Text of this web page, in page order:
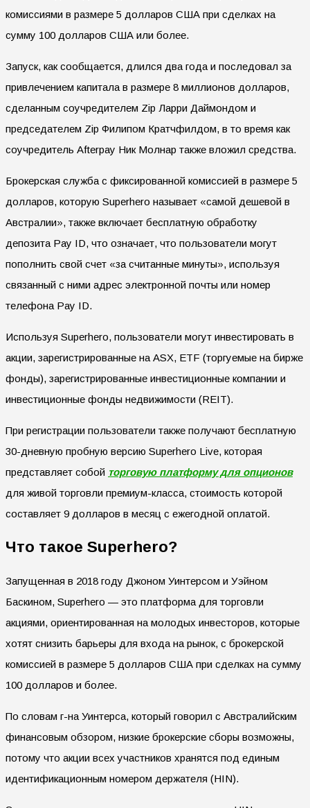
комиссиями в размере 5 долларов США при сделках на
сумму 100 долларов США или более.
Запуск, как сообщается, длился два года и последовал за
привлечением капитала в размере 8 миллионов долларов,
сделанным соучредителем Zip Ларри Даймондом и
председателем Zip Филипом Кратчфилдом, в то время как
соучредитель Afterpay Ник Молнар также вложил средства.
Брокерская служба с фиксированной комиссией в размере 5
долларов, которую Superhero называет «самой дешевой в
Австралии», также включает бесплатную обработку
депозита Pay ID, что означает, что пользователи могут
пополнить свой счет «за считанные минуты», используя
связанный с ними адрес электронной почты или номер
телефона Pay ID.
Используя Superhero, пользователи могут инвестировать в
акции, зарегистрированные на ASX, ETF (торгуемые на бирже
фонды), зарегистрированные инвестиционные компании и
инвестиционные фонды недвижимости (REIT).
При регистрации пользователи также получают бесплатную
30-дневную пробную версию Superhero Live, которая
представляет собой торговую платформу для опционов
для живой торговли премиум-класса, стоимость которой
составляет 9 долларов в месяц с ежегодной оплатой.
Что такое Superhero?
Запущенная в 2018 году Джоном Уинтерсом и Уэйном
Баскином, Superhero — это платформа для торговли
акциями, ориентированная на молодых инвесторов, которые
хотят снизить барьеры для входа на рынок, с брокерской
комиссией в размере 5 долларов США при сделках на сумму
100 долларов и более.
По словам г-на Уинтерса, который говорил с Австралийским
финансовым обзором, низкие брокерские сборы возможны,
потому что акции всех участников хранятся под единым
идентификационным номером держателя (HIN).